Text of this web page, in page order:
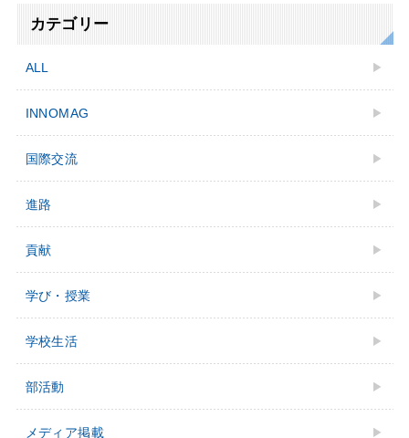
カテゴリー
ALL
INNOMAG
国際交流
進路
貢献
学び・授業
学校⽣活
部活動
メディア掲載